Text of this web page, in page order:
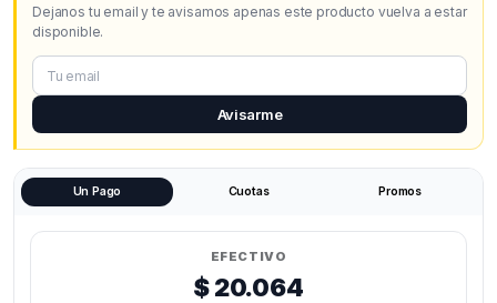
Dejanos tu email y te avisamos apenas este producto vuelva a estar
disponible.
Avisarme
Un Pago Cuotas Promos
EFECTIVO
$ 20.064